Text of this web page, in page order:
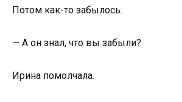
Потом как-то забылось.
— А он знал, что вы забыли?
Ирина помолчала.